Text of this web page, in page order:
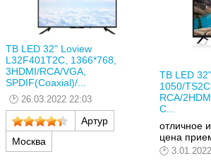
ТВ LED 32" Loview
L32F401T2C, 1366*768,
3HDMI/RCA/VGA,
SPDIF(Coaxial)/...
26.03.2022 22:03
Артур
Москва
ТВ LED
1050/
RCA/
C...
отличное
цена